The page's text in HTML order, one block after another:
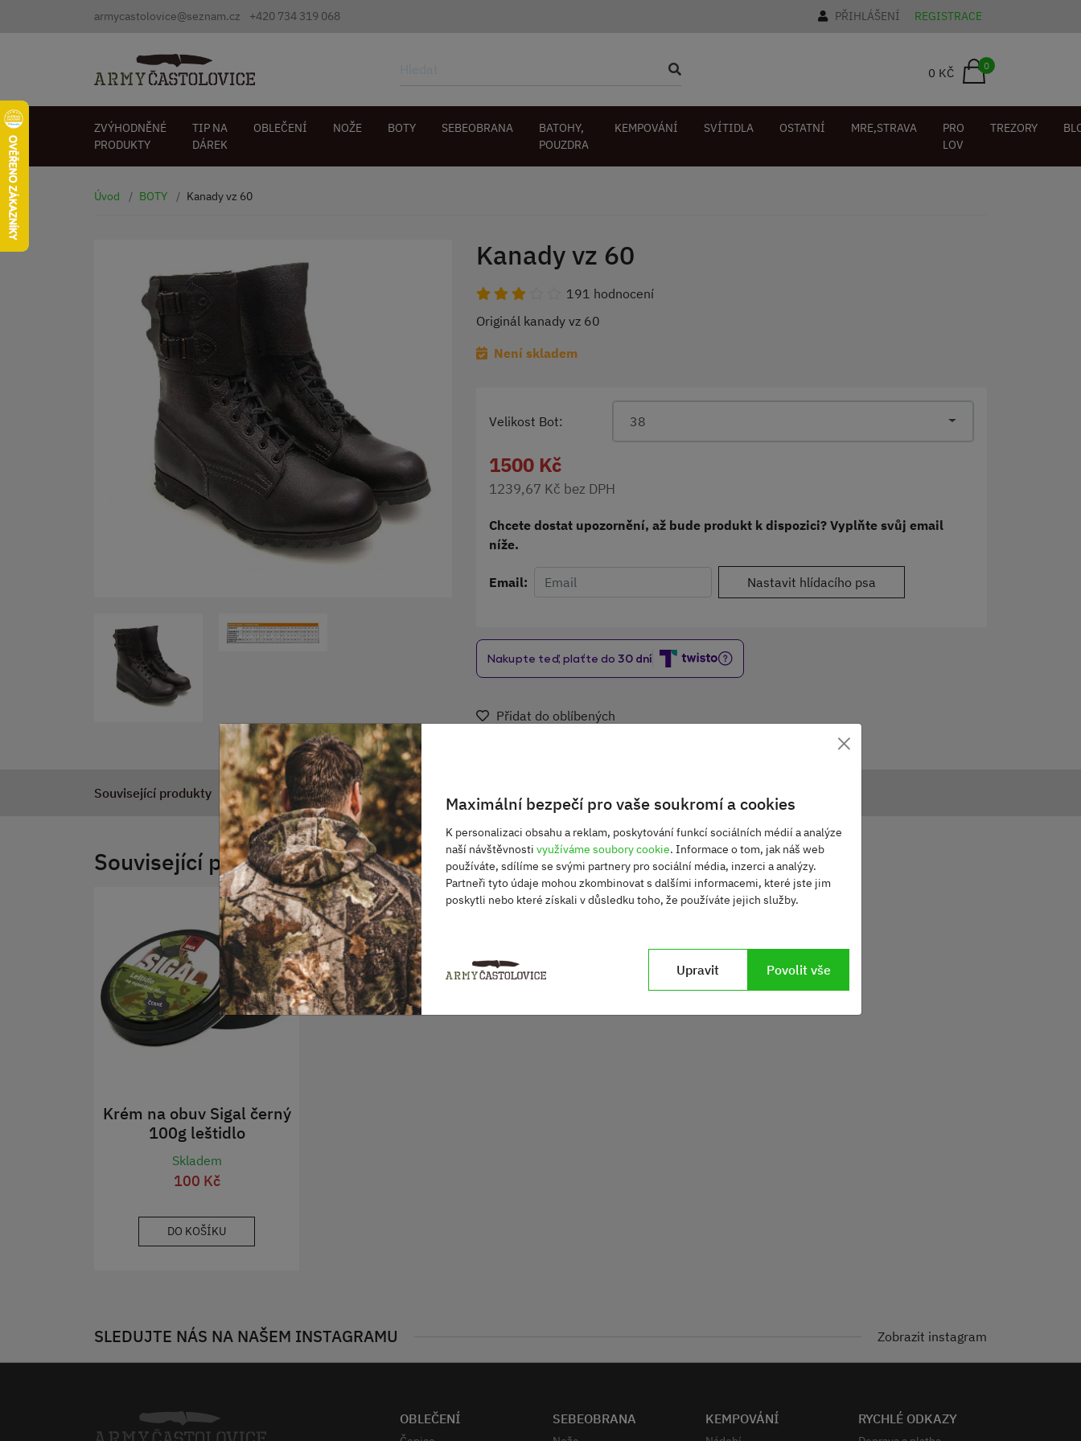
armycastolovice@seznam.cz +420 734 319 068 PŘIHLÁŠENÍ REGISTRACE
0 KČ 0
ZVÝHODNĚNÉ
PRODUKTY
TIP NA
DÁREK
OBLEČENÍ NOŽE BOTY SEBEOBRANA
BATOHY,
POUZDRA
KEMPOVÁNÍ SVÍTIDLA OSTATNÍ MRE,STRAVA
PRO
LOV
TREZORY
Úvod BOTY Kanady vz 60
Kanady vz 60
191 hodnocení
Originál kanady vz 60
Není skladem
Velikost Bot: 38
1500 Kč
1239,67 Kč bez DPH
Chcete dostat upozornění, až bude produkt k dispozici? Vyplňte svůj email
níže.
Email: Nastavit hlídacího psa
Přidat do oblíbených
Související produkty
Související produkty
Krém na obuv Sigal černý
100g leštidlo
Skladem
100 Kč
DO KOŠÍKU
SLEDUJTE NÁS NA NAŠEM INSTAGRAMU Zobrazit instagram
OBLEČENÍ SEBEOBRANA KEMPOVÁNÍ RYCHLÉ ODKAZY
×
Maximální bezpečí pro vaše soukromí a cookies
K personalizaci obsahu a reklam, poskytování funkcí sociálních médií a analýze
naší návštěvnosti využíváme soubory cookie. Informace o tom, jak náš web
používáte, sdílíme se svými partnery pro sociální média, inzerci a analýzy.
Partneři tyto údaje mohou zkombinovat s dalšími informacemi, které jste jim
poskytli nebo které získali v důsledku toho, že používáte jejich služby.
Upravit Povolit vše